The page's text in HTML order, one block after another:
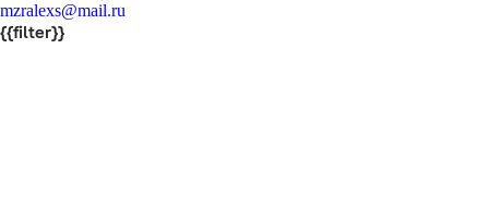
mzralexs@mail.ru
{{filter}}